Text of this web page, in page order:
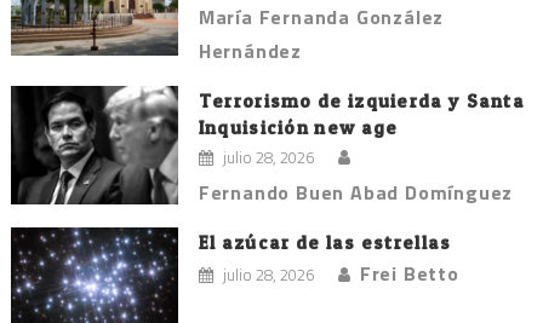
María Fernanda González
Hernández
Terrorismo de izquierda y Santa
Inquisición new age
julio 28, 2026
Fernando Buen Abad Domínguez
El azúcar de las estrellas
julio 28, 2026 Frei Betto